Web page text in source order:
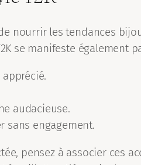
nourrir les tendances
se manifeste également
audacieuse.
sans engagement.
pensez à associer ces